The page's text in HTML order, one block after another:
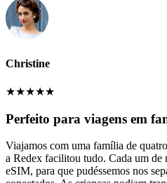
Christine
★★★★★
Perfeito para viagens em
Viajamos com uma família de
a Redex facilitou tudo. Cada um de
eSIM, para que pudéssemos nos